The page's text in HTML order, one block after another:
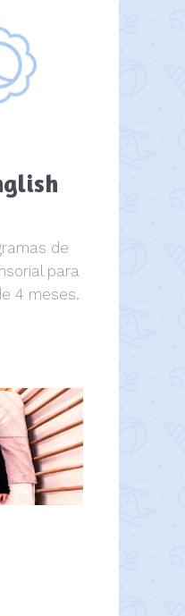
de
para
4 meses.